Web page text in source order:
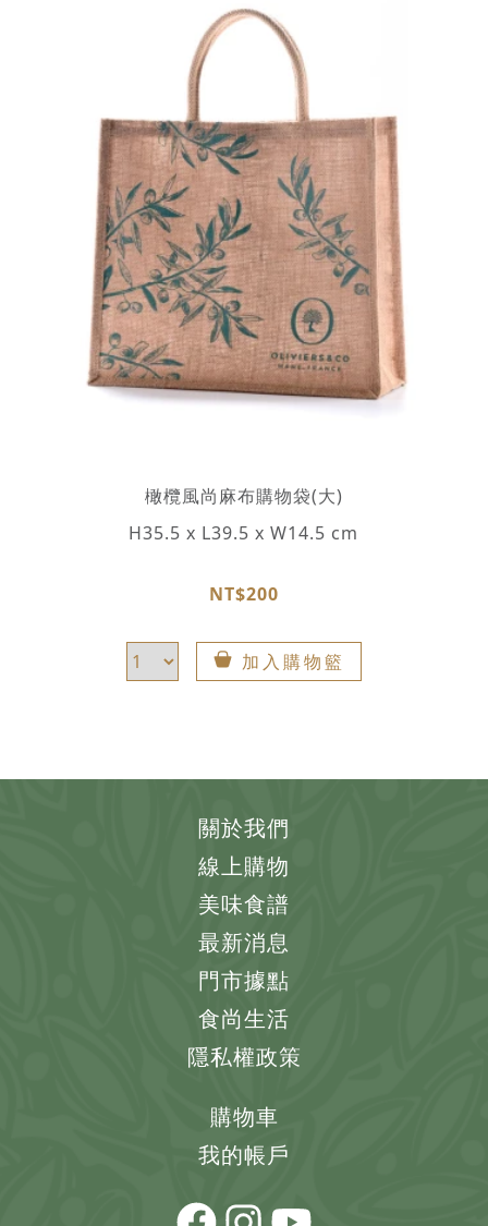
橄欖風尚麻布購物袋(大)
H35.5 x L39.5 x W14.5 cm
NT$200
加入購物籃
關於我們
線上購物
美味食譜
最新消息
門市據點
食尚生活
隱私權政策
購物車
我的帳戶